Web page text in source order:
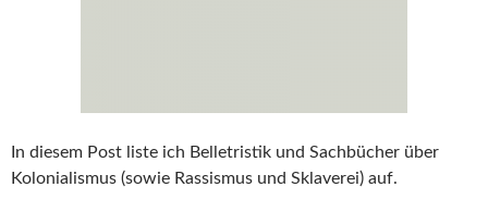
In diesem Post liste ich Belletristik und Sachbücher über
Kolonialismus (sowie Rassismus und Sklaverei) auf.